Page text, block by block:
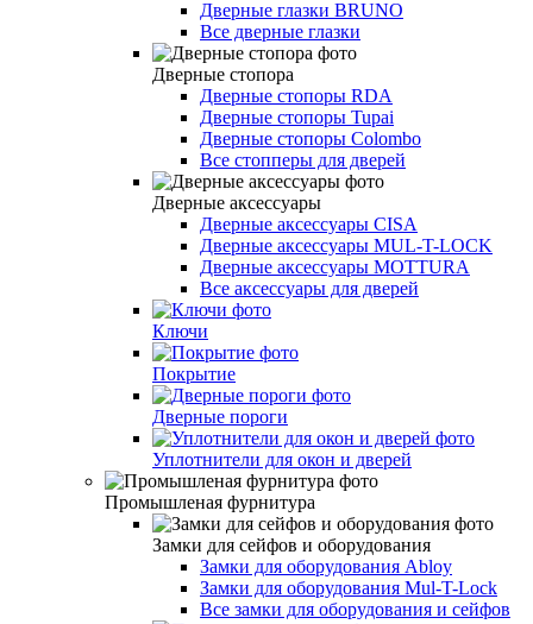
Дверные глазки BRUNO
Все дверные глазки
Дверные стопора
Дверные стопоры RDA
Дверные стопоры Tupai
Дверные стопоры Colombo
Все стопперы для дверей
Дверные аксессуары
Дверные аксессуары CISA
Дверные аксессуары MUL-T-LOCK
Дверные аксессуары MOTTURA
Все аксессуары для дверей
Ключи
Покрытие
Дверные пороги
Уплотнители для окон и дверей
Промышленая фурнитура
Замки для сейфов и оборудования
Замки для оборудования Abloy
Замки для оборудования Mul-T-Lock
Все замки для оборудования и сейфов